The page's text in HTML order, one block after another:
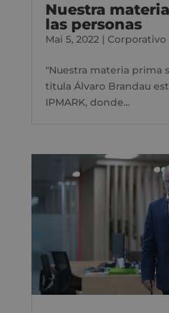
Nuestra
las personas
Mai 5, 2022| Corporativo
"Nuestra materia prima
titula Álvaro Brandau
IPMARK, donde...